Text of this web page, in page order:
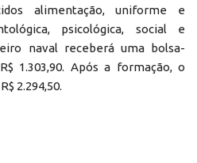
alimentação, uniforme e
psicológica, social e
naval receberá uma bolsa-
1.303,90. Após a formação, o
2.294,50.